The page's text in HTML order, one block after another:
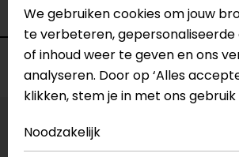
Kleur
Zwart
Voorraad
Vestiging Apeldoorn
We gebruiken cookies om jouw
te verbeteren,
of inhoud weer te geven en ons
analyseren. Door op ‘Alles
klikken, stem je in met ons gebruik
Noodzakelijk